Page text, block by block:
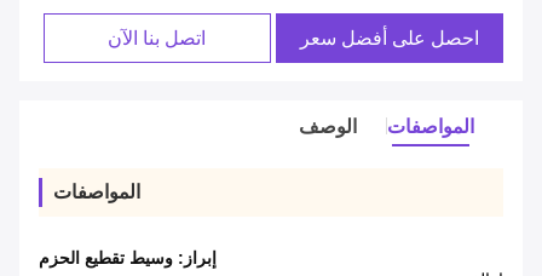
احصل على أفضل سعر اتصل بنا الآن
المواصفات الوصف
المواصفات
إبراز: وسيط تقطيع الحزم